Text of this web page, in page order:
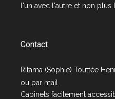
l'un avec l'autre et non
Contact
Ritama (Sophie) Touttée
ou par mail
Cabinets facilement